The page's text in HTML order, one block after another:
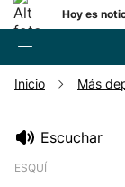
Hoy es
Inicio Más
Escuchar
ESQUÍ